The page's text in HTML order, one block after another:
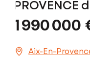
PROVENCE
1 990 000
Aix-En-